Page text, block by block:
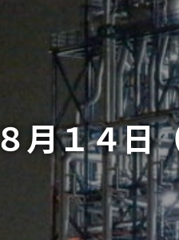
８月１４日